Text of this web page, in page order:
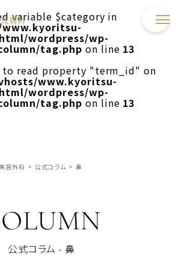
variable $category in
wordpress/wp-
tag.php on line 13
read property "term_id" on
www.kyoritsu-
wordpress/wp-
tag.php on line 13
容外科 > 公式コラム > 鼻
公式コラム - 鼻